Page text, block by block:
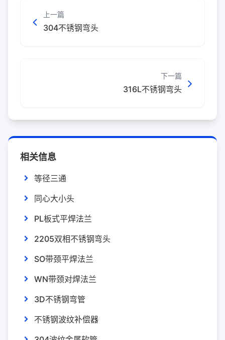
上一篇
304不锈钢弯头
下一篇
316L不锈钢弯头
相关信息
等径三通
同心大小头
PL板式平焊法兰
2205双相不锈钢弯头
SO带颈平焊法兰
WN带颈对焊法兰
3D不锈钢弯管
不锈钢波纹补偿器